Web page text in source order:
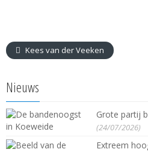
Kees van der Veeken
Nieuws
Grote partij
(24/07/2026)
Extreem